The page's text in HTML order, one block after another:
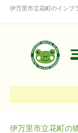
伊万里市立花町のインプ
伊万里市立花町の